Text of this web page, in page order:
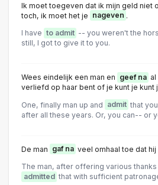
Ik moet toegeven dat ik mijn geld niet
toch, ik moet het je nageven .
I have to admit -- you weren't the
still, I got to give it to you.
Wees eindelijk een man en geef na
verliefd op haar bent of je kunt je
One, finally man up and admit that
after all these years. Or, you can-- or
De man gaf na veel omhaal toe dat
The man, after offering various thanks
admitted that with sufficient